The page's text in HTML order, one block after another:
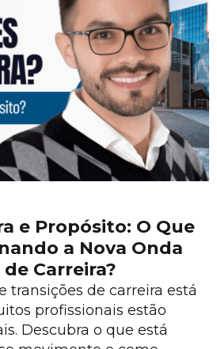
e Propósito: O Que
a Nova Onda
Carreira?
transições de carreira está
profissionais estão
Descubra o que está